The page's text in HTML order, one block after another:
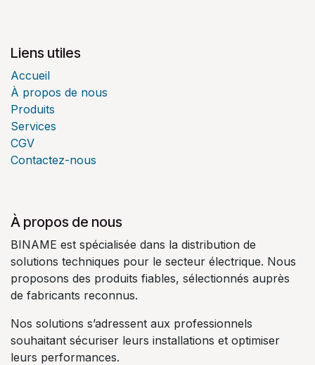
Liens utiles
Accueil
À propos de nous
Produits
Services
CGV
Contactez-nous
À propos de nous
BINAME est spécialisée dans la distribution de
solutions techniques pour le secteur électrique. Nous
proposons des produits fiables, sélectionnés auprès
de fabricants reconnus.
Nos solutions s’adressent aux professionnels
souhaitant sécuriser leurs installations et optimiser
leurs performances.